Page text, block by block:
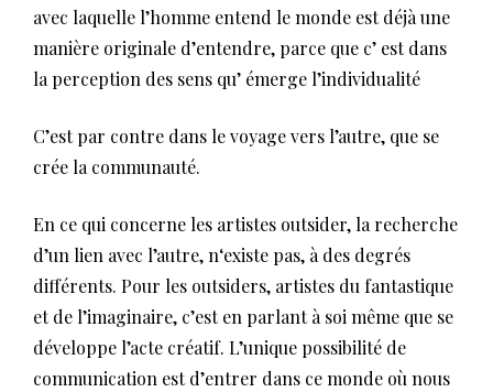
avec laquelle l’homme entend le monde est déjà une
manière originale d’entendre, parce que c’ est dans
la perception des sens qu’ émerge l’individualité
C’est par contre dans le voyage vers l’autre, que se
crée la communauté.
En ce qui concerne les artistes outsider, la recherche
d’un lien avec l’autre, n‘existe pas, à des degrés
différents. Pour les outsiders, artistes du fantastique
et de l’imaginaire, c’est en parlant à soi même que se
développe l’acte créatif. L’unique possibilité de
communication est d’entrer dans ce monde où nous